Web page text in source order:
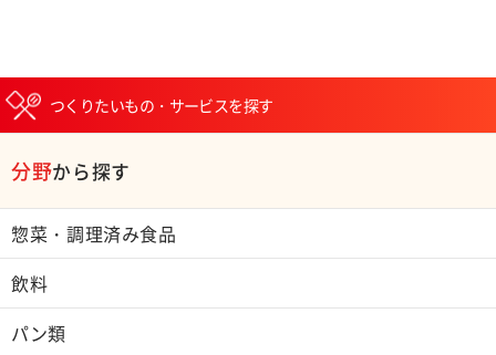
つくりたいもの・サービスを探す
分野から探す
惣菜・調理済み食品
飲料
パン類